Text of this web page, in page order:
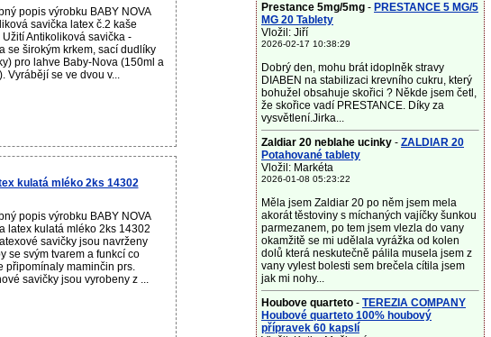
popis výrobku BABY NOVA
savička latex č.2 kaše
Užití Antikoliková savička -
se širokým krkem, sací dudlíky
pro lahve Baby-Nova (150ml a
Vyrábějí se ve dvou v...
kulatá mléko 2ks 14302
popis výrobku BABY NOVA
latex kulatá mléko 2ks 14302
savičky jsou navrženy
se svým tvarem a funkcí co
připomínaly maminčin prs.
savičky jsou vyrobeny z ...
Prestance 5mg/5mg - PRESTANCE 5 MG/5
MG 20 Tablety
Vložil: Jiří
2026-02-17 10:38:29
Dobrý den, mohu brát idoplněk stravy
DIABEN na stabilizaci krevního cukru, který
bohužel obsahuje skořici ? Někde jsem četl,
že skořice vadí PRESTANCE. Díky za
vysvětlení.Jirka...
Zaldiar 20 neblahe ucinky - ZALDIAR 20
Potahované tablety
Vložil: Markéta
2026-01-08 05:23:22
Měla jsem Zaldiar 20 po něm jsem mela
akorát těstoviny s míchaných vajíčky šunkou
parmezanem, po tem jsem vlezla do vany
okamžitě se mi udělala vyrážka od kolen
dolů která neskutečně pálila musela jsem z
vany vylest bolesti sem brečela cítila jsem
jak mi nohy...
Houbove quarteto - TEREZIA COMPANY
Houbové quarteto 100% houbový
přípravek 60 kapslí